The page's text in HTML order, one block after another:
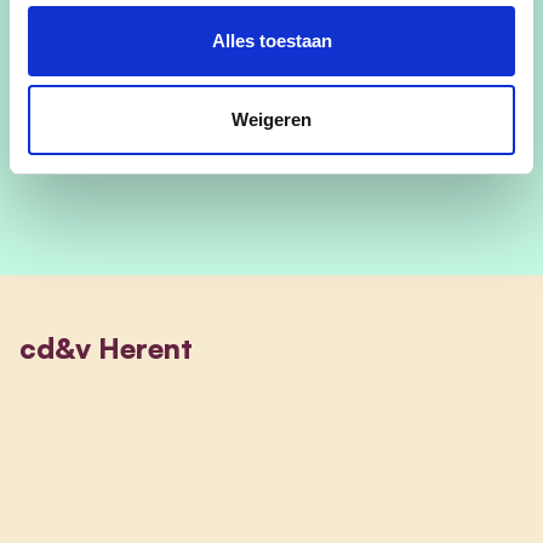
Alles toestaan
Weigeren
nog niet af. Samen kunnen we blijven bouwen aan
een betere toekomst voor onze gemeente.
cd&v Herent